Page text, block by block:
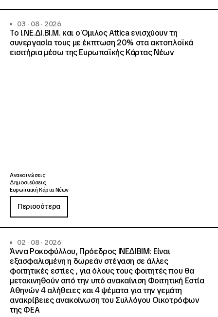
03 · 08 · 2026
Το Ι.ΝΕ.ΔΙ.ΒΙ.Μ. και o Όμιλος Attica ενισχύουν τη
συνεργασία τους με έκπτωση 20% στα ακτοπλοϊκά
εισιτήρια μέσω της Ευρωπαϊκής Κάρτας Νέων
Ανακοινώσεις
Δημοσιεύσεις
Ευρωπαϊκή Κάρτα Νέων
Περισσότερα
02 · 08 · 2026
Άννα Ροκοφύλλου, Πρόεδρος ΙΝΕΔΙΒΙΜ: Είναι
εξασφαλισμένη η δωρεάν στέγαση σε άλλες
φοιτητικές εστίες , για όλους τους φοιτητές που θα
μετακινηθούν από την υπό ανακαίνιση Φοιτητική Εστία
Αθηνών 4 αλήθειες και 4 ψέματα για την γεμάτη
ανακρίβειες ανακοίνωση του Συλλόγου Οικοτρόφων
της ΦΕΑ